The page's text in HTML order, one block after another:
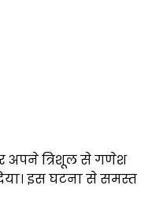
अपने त्रिशूल से गणेश
इस घटना से समस्त